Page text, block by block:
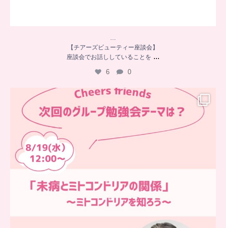
…
【チアーズビューティー座談会】
座談会でお話ししていることを ...
6 0
…
グループ勉強会